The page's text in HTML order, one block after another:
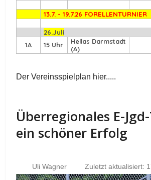
13.7. - 19.7.26
26.Juli
1A
15 Uhr
Hellas Darmstadt
(A)
Der Vereinsspielplan hier.....
Überregionales E-
ein schöner Erfolg
Uli Wagner Zuletzt aktualisiert: